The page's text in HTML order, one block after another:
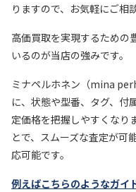
りますので、お気軽にご相
高価買取を実現するための
いるのが当店の強みです。
ミナペルホネン（mina
に、状態や型番、タグ、付
定価格を把握しやすくなり
とで、スムーズな査定が可
応可能です。
例えばこちらのようなガイ